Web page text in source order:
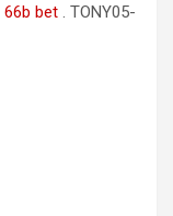
66b bet . TONY05-